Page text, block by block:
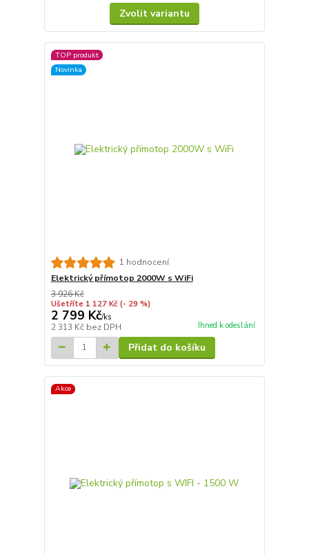
Zvolit variantu
TOP produkt
Novinka
1 hodnocení
Elektrický přímotop 2000W s WiFi
3 926 Kč
Ušetříte 1 127 Kč (- 29 %)
2 799 Kč/ks
2 313 Kč bez DPH Ihned k odeslání
Přidat do košíku
Akce